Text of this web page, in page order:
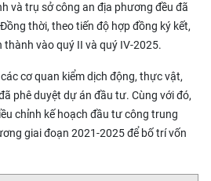
và trụ sở công an địa phương đều đã
thời, theo tiến độ hợp đồng ký kết,
vào quý II và quý IV-2025.
cơ quan kiểm dịch động, thực vật,
phê duyệt dự án đầu tư. Cùng với đó,
chỉnh kế hoạch đầu tư công trung
giai đoạn 2021-2025 để bố trí vốn